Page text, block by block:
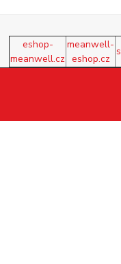
eshop-
meanwell.cz
meanwell-
eshop.cz